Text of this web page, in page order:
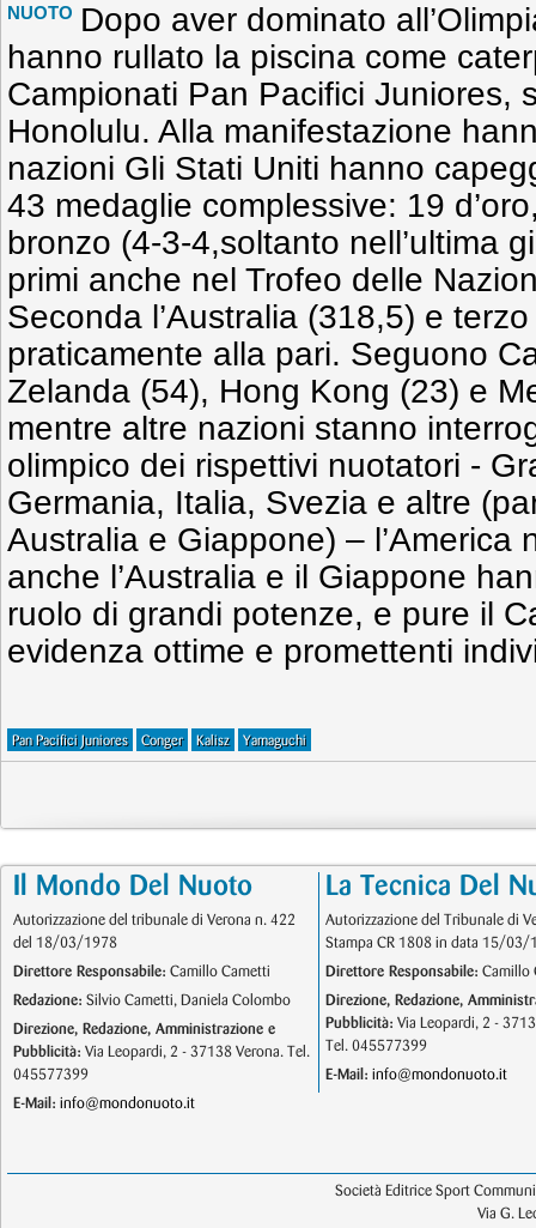
NUOTO Dopo aver dominato
hanno rullato la piscina come
Campionati Pan Pacifici Juniores,
Honolulu. Alla manifestazione
nazioni Gli Stati Uniti hanno
43 medaglie complessive: 19
bronzo (4-3-4,soltanto nell’ultima
primi anche nel Trofeo delle
Seconda l’Australia (318,5) e
praticamente alla pari. Seguono
Zelanda (54), Hong Kong (23) e
mentre altre nazioni stanno
olimpico dei rispettivi nuotatori -
Germania, Italia, Svezia e altre
Australia e Giappone) – l’America
anche l’Australia e il Giappone
ruolo di grandi potenze, e pure il
evidenza ottime e promettenti
Pan Pacifici Juniores Conger Kalisz Yamaguchi
Il Mondo Del Nuoto
Autorizzazione del tribunale di Verona n. 422
del 18/03/1978
Direttore Responsabile: Camillo Cametti
Redazione: Silvio Cametti, Daniela Colombo
Direzione, Redazione, Amministrazione e
Pubblicità: Via Leopardi, 2 - 37138 Verona. Tel.
045577399
E-Mail: info@mondonuoto.it
La Tecnica Del
Autorizzazione del Tribunale di
Stampa CR 1808 in data 15/03/
Direttore Responsabile: Camillo
Direzione, Redazione,
Pubblicità: Via Leopardi, 2 -
Tel. 045577399
E-Mail: info@mondonuoto.it
Società Editrice Sport
Via G.